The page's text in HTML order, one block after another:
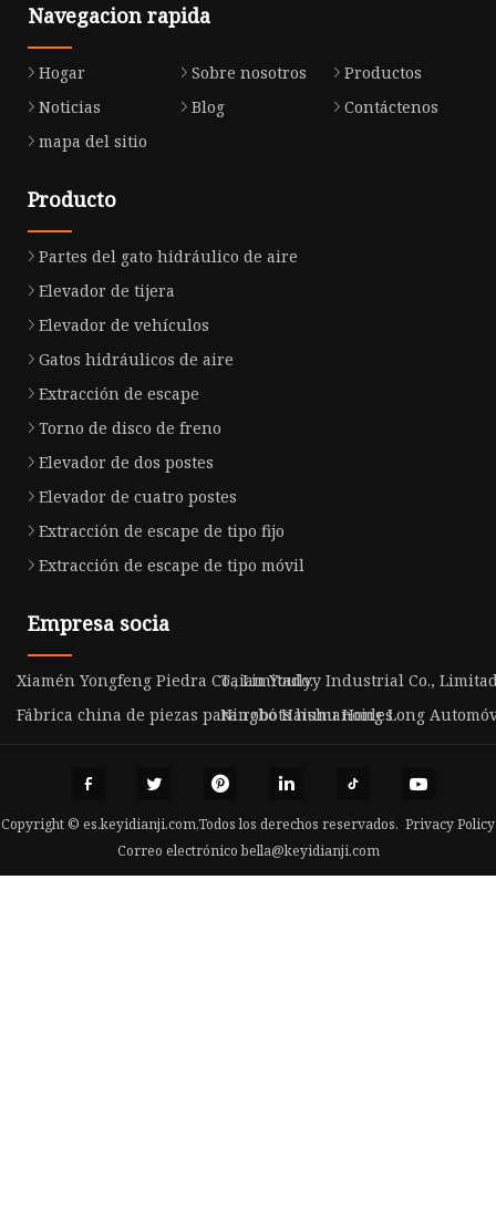
Navegacion rapida
Hogar Sobre nosotros
Productos
Noticias
Blog
Contáctenos
mapa del sitio
Producto
Partes del gato hidráulico de aire
Elevador de tijera
Elevador de vehículos
Gatos hidráulicos de aire
Extracción de escape
Torno de disco de freno
Elevador de dos postes
Elevador de cuatro postes
Extracción de escape de tipo fijo
Extracción de escape de tipo móvil
Empresa socia
Xiamén Yongfeng Piedra Co., Limitado.Taian Youlyy Industrial Co.,
Fábrica china de piezas para robots humanoides
Ningbó Haishu Hong Long
Copyright © es.keyidianji.com,Todos los derechos reservados. Privacy Policy
Correo electrónicobella@keyidianji.com